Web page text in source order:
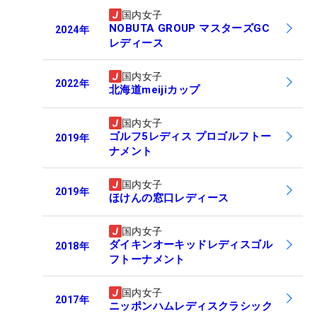
2024年
国内女子
NOBUTA GROUP マスターズGC
レディース
2022年
国内女子
北海道meijiカップ
2019年
国内女子
ゴルフ5レディス プロゴルフトー
ナメント
2019年
国内女子
ほけんの窓口レディース
2018年
国内女子
ダイキンオーキッドレディスゴル
フトーナメント
2017年
国内女子
ニッポンハムレディスクラシック